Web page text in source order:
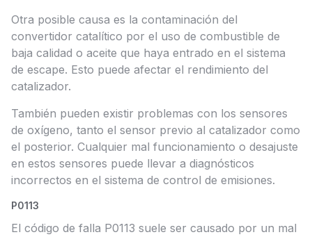
Otra posible causa es la contaminación del
convertidor catalítico por el uso de combustible de
baja calidad o aceite que haya entrado en el sistema
de escape. Esto puede afectar el rendimiento del
catalizador.
También pueden existir problemas con los sensores
de oxígeno, tanto el sensor previo al catalizador como
el posterior. Cualquier mal funcionamiento o desajuste
en estos sensores puede llevar a diagnósticos
incorrectos en el sistema de control de emisiones.
P0113
El código de falla P0113 suele ser causado por un mal